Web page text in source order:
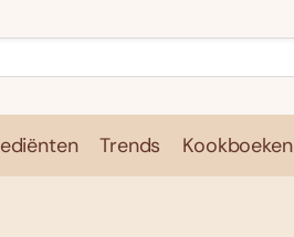
Trends Kookboeken